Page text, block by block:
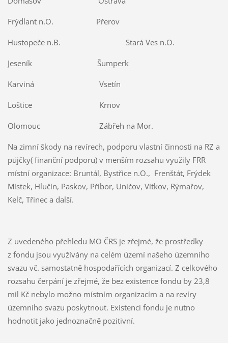
Frýdlant n.O. Přerov
Hustopeče n.B. Stará Ves n.O.
Jeseník Šumperk
Karviná Vsetín
Loštice Krnov
Olomouc Zábřeh na Mor.
Na zimní škody na revírech, podporu vlastní činnosti na RZ a
půjčky( finanční podporu) v menším rozsahu využily FRR
místní organizace: Bruntál, Bystřice n.O., Frenštát, Frýdek
Místek, Hlučín, Paskov, Příbor, Uničov, Vítkov, Rýmařov,
Kelč, Třinec a další.
Z uvedeného přehledu MO ČRS je zřejmé, že prostředky
z fondu jsou využívány na celém území našeho územního
svazu vč. samostatně hospodařících organizací. Z celkového
rozsahu čerpání je zřejmé, že bez existence fondu by 23,8
mil Kč nebylo možno místním organizacím a na revíry
územního svazu poskytnout. Existenci fondu je nutno
hodnotit jako jednoznačně pozitivní.